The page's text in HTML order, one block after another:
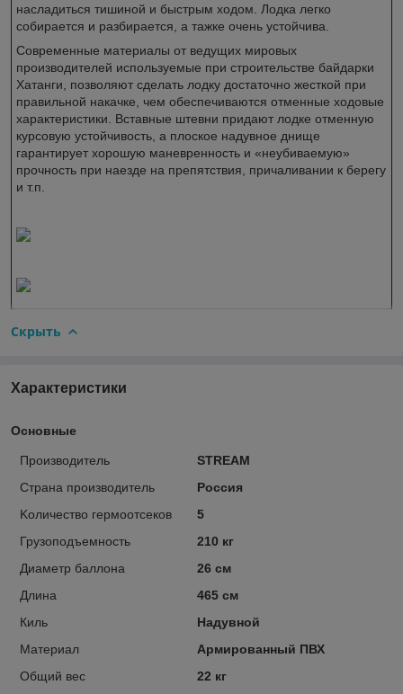
насладиться тишиной и быстрым ходом. Лодка легко
собирается и разбирается, а тажке очень устойчива.
Современные материалы от ведущих мировых
производителей используемые при строительстве байдарки
Хатанги, позволяют сделать лодку достаточно жесткой при
правильной накачке, чем обеспечиваются отменные ходовые
характеристики. Вставные штевни придают лодке отменную
курсовую устойчивость, а плоское надувное днище
гарантирует хорошую маневренность и «неубиваемую»
прочность при наезде на препятствия, причаливании к берегу
и т.п.
Скрыть
Характеристики
Основные
Производитель
STREAM
Страна производитель
Россия
Kоличество гермоотсеков
5
Грузоподъемность
210 кг
Диаметр баллона
26 см
Длина
465 см
Киль
Надувной
Материал
Армированный ПВХ
Общий вес
22 кг